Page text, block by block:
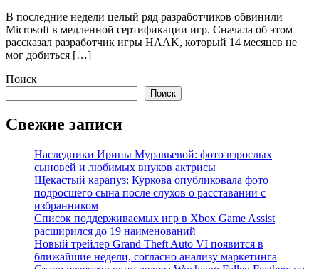
В последние недели целый ряд разработчиков обвинили
Microsoft в медленной сертификации игр. Сначала об этом
рассказал разработчик игры HAAK, который 14 месяцев не
мог добиться […]
Поиск
Поиск
Свежие записи
Наследники Ирины Муравьевой: фото взрослых
сыновей и любимых внуков актрисы
Щекастый карапуз: Куркова опубликовала фото
подросшего сына после слухов о расставании с
избранником
Список поддерживаемых игр в Xbox Game Assist
расширился до 19 наименований
Новый трейлер Grand Theft Auto VI появится в
ближайшие недели, согласно анализу маркетинга